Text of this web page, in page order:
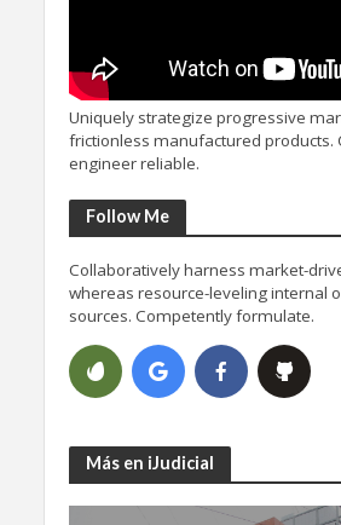
Uniquely strategize progressive
frictionless manufactured products.
engineer reliable.
Follow Me
Collaboratively harness market-
whereas resource-leveling internal
sources. Competently formulate.
Más en iJudicial